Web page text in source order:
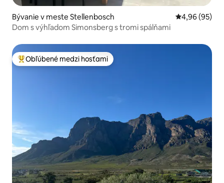
Bývanie v meste Stellenbosch Priemerné
4,96 (95)
Dom s výhľadom Simonsberg s tromi spálňami
Najobľúbenejšie medzi hosťami
Obľúbené medzi hosťami